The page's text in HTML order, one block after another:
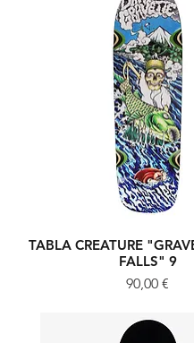
Vista rápida
TABLA CREATURE
FALLS" 9
Precio
90,00 €